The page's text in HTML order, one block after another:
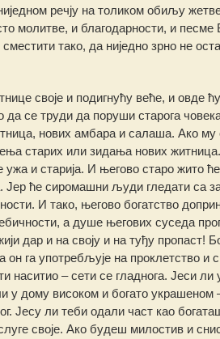
речју на толиком обиљу
молитве, и благодарности, и
тако, да ниједно зрно не
своје и подигнућу веће, и овде
се труди да поруши старога
нових амбара и салаша. Ако му
старих или зидања нових
и старија. И његово старо жито
Јер ће сиромашни људи гледати са
И тако, његово богатство
а душе његових суседа
дар и на своју и на туђу пропаст!
он га употребљује на проклетство и
наситио – сети се гладнога. Јеси
у дому високом и богато
Јесу ли теби одали част као
своје. Ако будеш милостив и